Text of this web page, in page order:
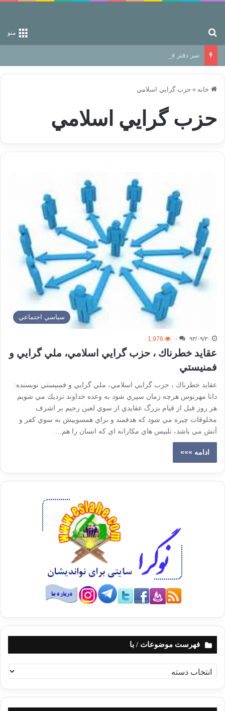
منو
سر دفتر فساد در زمین‌، دوری وکناره‌گیری از راه خداست‌!
خانه » حزب گرايي اسلامي
حزب گرايي اسلامي
سياسي اجتماعي
۹۳/۰۹/۳۰ ۰ 1,976
عقايد خطرناك ، حزب گرايي اسلامي، ملي گرايي و
فمنيستي
عقايد خطرناك ، حزب گرايي اسلامي، ملي گرايي و فمنيستي نويسنده:
دانا مهرنوس هرچه زمان سپري شود به وعده خداوند نزديك مي شويم
هر روز قبل از قيام بزرگ عقايدي از سوي لعين رجيم بر اشرف
مخلوقات چيره مي شود كه هدفمند و براي همسوييش به سوي كفر و
آتش مي باشد، تلبيس هاي مكارانه اي كه انسان را هم…
ادامه »»»
فهرست موضوعات / با
ه
ر